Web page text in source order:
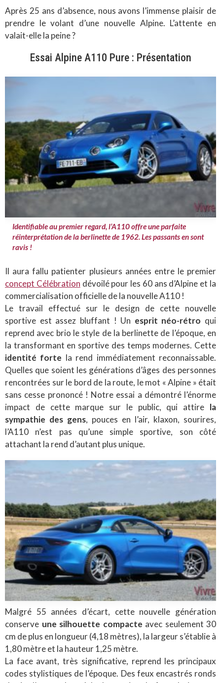
Après 25 ans d’absence, nous avons l’immense plaisir de
prendre le volant d’une nouvelle Alpine. L’attente en
valait-elle la peine ?
Essai Alpine A110 Pure : Présentation
Identifiable au premier regard, l’A110 offre une parfaite
réinterprétation de la berlinette de 1962. Les passants en sont
ravis !
Il aura fallu patienter plusieurs années entre le premier
concept Célébration dévoilé pour les 60 ans d’Alpine et la
commercialisation officielle de la nouvelle A110 !
Le travail effectué sur le design de cette nouvelle
sportive est assez bluffant ! Un esprit néo-rétro qui
reprend avec brio le style de la berlinette de l’époque, en
la transformant en sportive des temps modernes. Cette
identité forte la rend immédiatement reconnaissable.
Quelles que soient les générations d’âges des personnes
rencontrées sur le bord de la route, le mot « Alpine » était
sans cesse prononcé ! Notre essai a démontré l’énorme
impact de cette marque sur le public, qui attire la
sympathie des gens, pouces en l’air, klaxon, sourires,
l’A110 n’est pas qu’une simple sportive, son côté
attachant la rend d’autant plus unique.
Malgré 55 années d’écart, cette nouvelle génération
conserve une silhouette compacte avec seulement 30
cm de plus en longueur (4,18 mètres), la largeur s’établie à
1,80 mètre et la hauteur 1,25 mètre.
La face avant, très significative, reprend les principaux
codes stylistiques de l’époque. Des feux encastrés ronds